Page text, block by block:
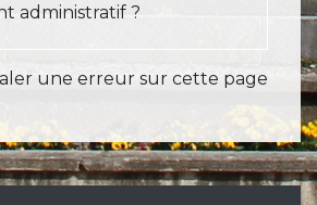
administratif ?
une erreur sur cette page